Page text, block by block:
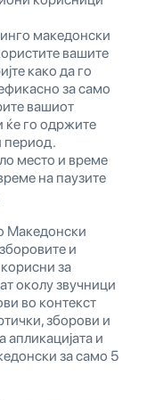
македонски
вашите
како да го
за само
вашиот
ќе го одржите
период.
место и време
на паузите
Македонски
и
за
околу звучници
во контекст
зборови и
и
за само 5